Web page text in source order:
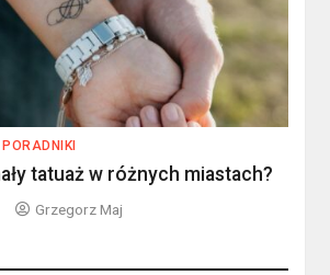
PORADNIKI
tatuaż w różnych miastach?
Grzegorz Maj